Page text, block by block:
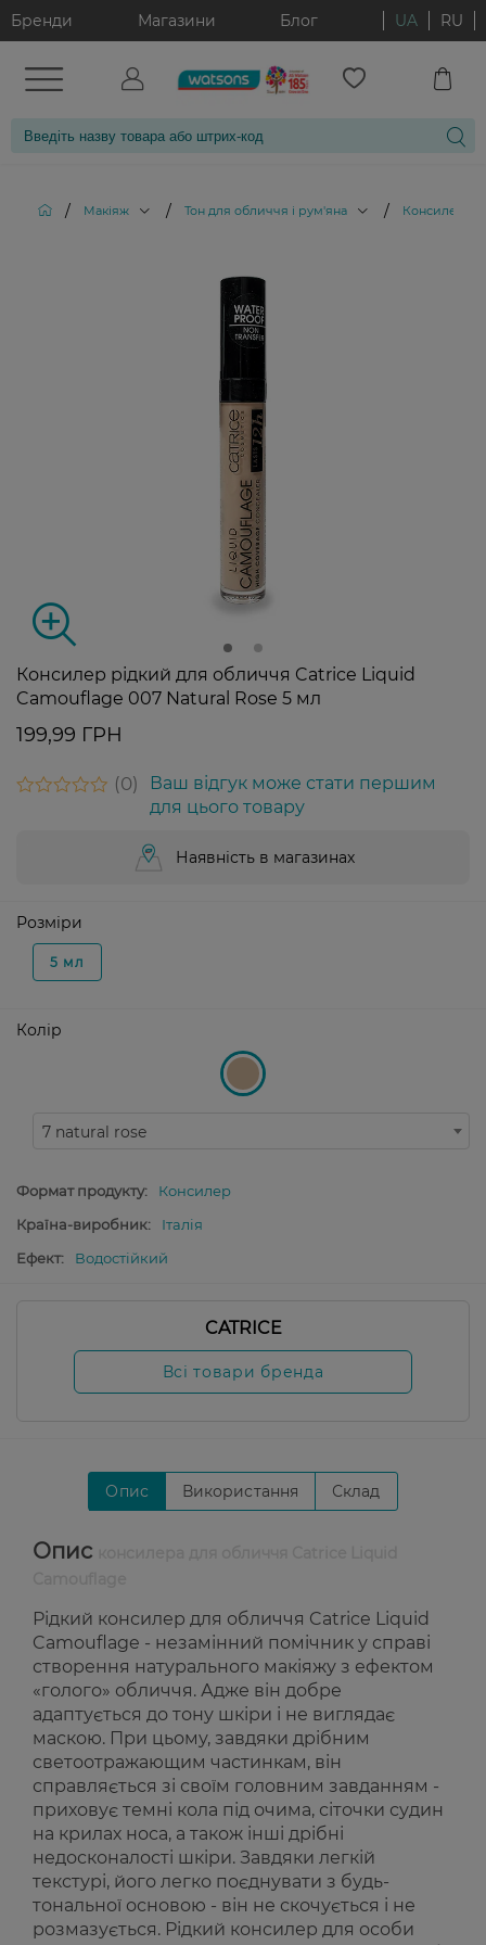
Бренди Магазини Блог UA RU
/ Макіяж / Тон для обличчя і рум'яна / Консилери
Консилер рідкий для обличчя Catrice Liquid
Camouflage 007 Natural Rose 5 мл
199,99 ГРН
0
Ваш відгук може стати першим
для цього товару
Наявність в магазинах
Розміри
5 мл
Колір
7 natural rose
Формат продукту:
Консилер
Країна-виробник:
Італія
Ефект:
Водостійкий
CATRICE
Всі товари бренда
Опис Використання Склад
Опис
Рідкий консилер для обличчя Catrice Liquid
Camouflage - незамінний помічник у справі
створення натурального макіяжу з ефектом
«голого» обличчя. Адже він добре
адаптується до тону шкіри і не виглядає
маскою. При цьому, завдяки дрібним
светоотражающим частинкам, він
справляється зі своїм головним завданням -
приховує темні кола під очима, сіточки судин
на крилах носа, а також інші дрібні
недосконалості шкіри. Завдяки легкій
текстурі, його легко поєднувати з будь-
тональної основою - він не скочується і не
розмазується. Рідкий консилер для особи